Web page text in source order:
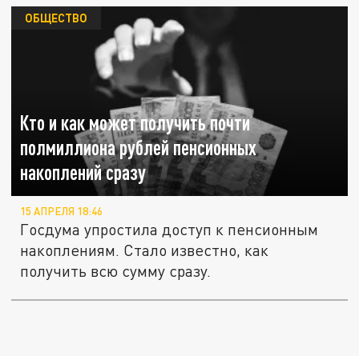
Кто и как может получить почти
полмиллиона рублей пенсионных
накоплений сразу
ОБЩЕСТВО
15 АПРЕЛЯ 18:46
Госдума упростила доступ к пенсионным
накоплениям. Стало известно, как
получить всю сумму сразу.